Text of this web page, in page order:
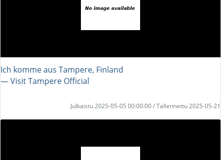
Ich komme aus Tampere, Finland
― Visit Tampere Official
Julkaistu 2025-05-05 00:00:00 / Tallennettu 2025-05-21